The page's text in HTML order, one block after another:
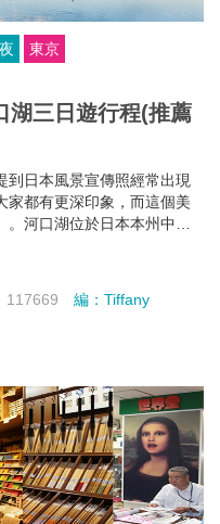
東京
湖三日遊行程(推薦
到日本風景宣傳照經常出現
家都有更深印象，而這個美
河口湖位於日本本州中部
以下河口湖三天兩夜的攻
排，大家不妨參考一下，
117669 編：Tiffany